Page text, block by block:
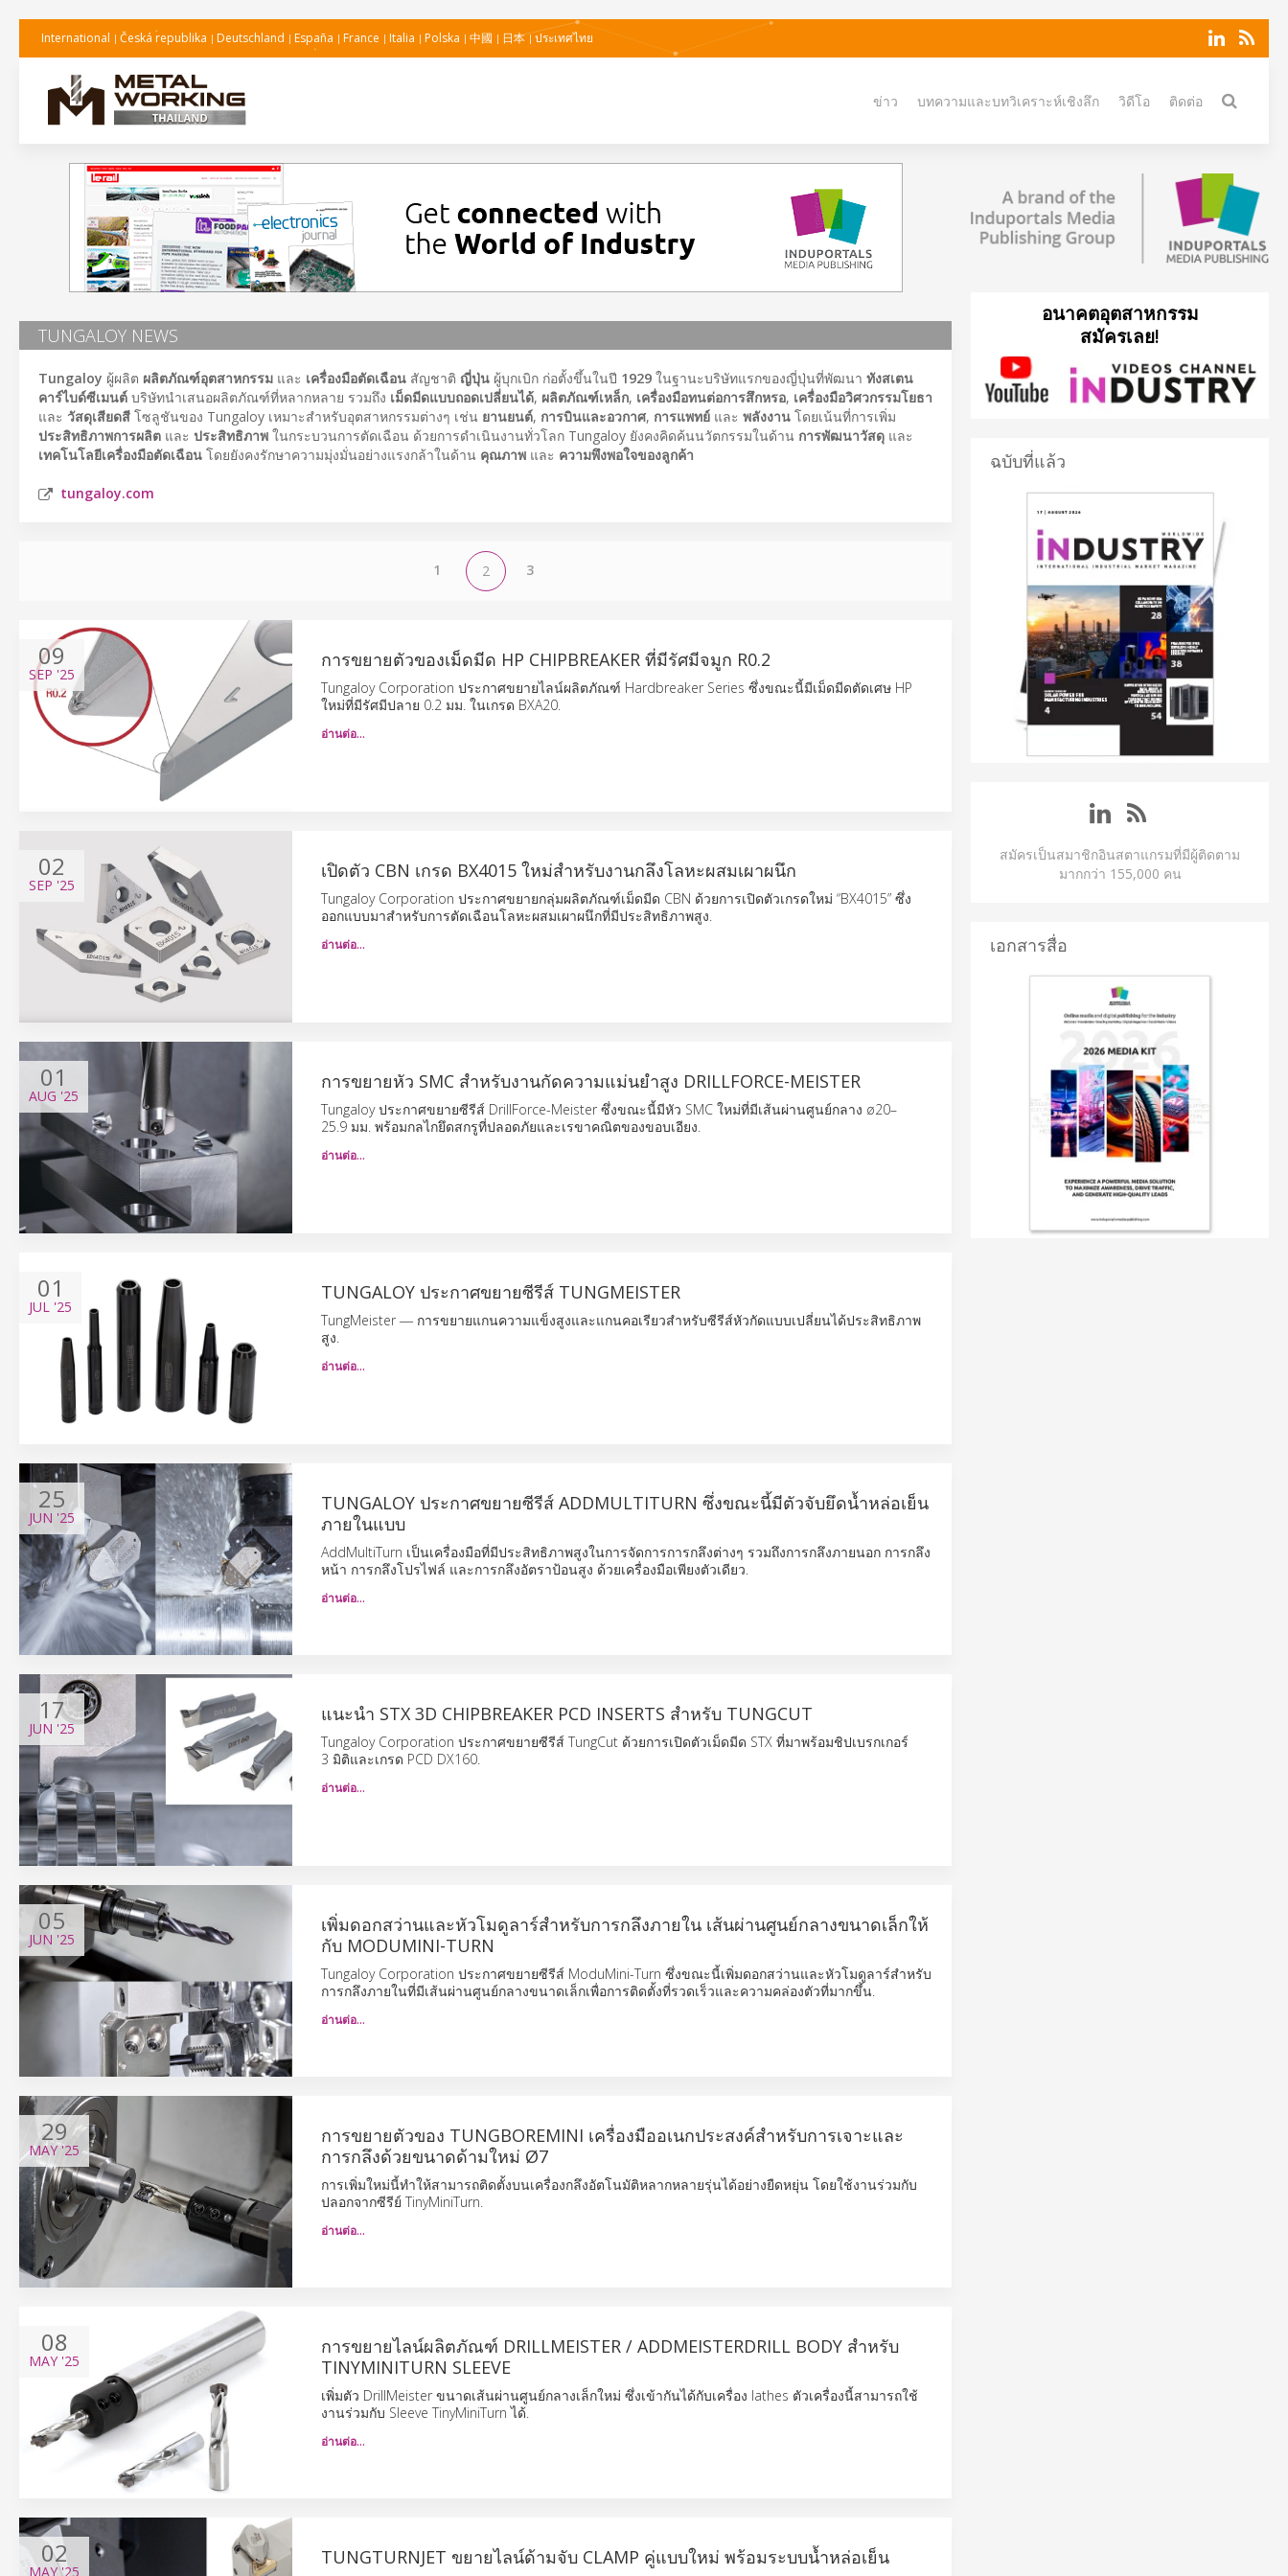
International Česká republika Deutschland España France Italia Polska 中國 日本 ประเทศไทย
ข่าว บทความและบทวิเคราะห์เชิงลึก วิดีโอ ติดต่อ
TUNGALOY NEWS
Tungaloy ผู้ผลิต ผลิตภัณฑ์อุตสาหกรรม และ เครื่องมือตัดเฉือน สัญชาติ ญี่ปุ่น ผู้บุกเบิก ก่อตั้งขึ้นในปี 1929 ในฐานะบริษัทแรกของญี่ปุ่นที่พัฒนา ทังสเตน
คาร์ไบด์ซีเมนต์ บริษัทนำเสนอผลิตภัณฑ์ที่หลากหลาย รวมถึง เม็ดมีดแบบถอดเปลี่ยนได้, ผลิตภัณฑ์เหล็ก, เครื่องมือทนต่อการสึกหรอ, เครื่องมือวิศวกรรมโยธา
และ วัสดุเสียดสี โซลูชันของ Tungaloy เหมาะสำหรับอุตสาหกรรมต่างๆ เช่น ยานยนต์, การบินและอวกาศ, การแพทย์ และ พลังงาน โดยเน้นที่การเพิ่ม
ประสิทธิภาพการผลิต และ ประสิทธิภาพ ในกระบวนการตัดเฉือน ด้วยการดำเนินงานทั่วโลก Tungaloy ยังคงคิดค้นนวัตกรรมในด้าน การพัฒนาวัสดุ และ
เทคโนโลยีเครื่องมือตัดเฉือน โดยยังคงรักษาความมุ่งมั่นอย่างแรงกล้าในด้าน คุณภาพ และ ความพึงพอใจของลูกค้า
tungaloy.com
1 2 3
09
SEP '25
การขยายตัวของเม็ดมีด HP CHIPBREAKER ที่มีรัศมีจมูก R0.2
Tungaloy Corporation ประกาศขยายไลน์ผลิตภัณฑ์ Hardbreaker Series ซึ่งขณะนี้มีเม็ดมีดตัดเศษ HP
ใหม่ที่มีรัศมีปลาย 0.2 มม. ในเกรด BXA20.
อ่านต่อ…
02
SEP '25
เปิดตัว CBN เกรด BX4015 ใหม่สำหรับงานกลึงโลหะผสมเผาผนึก
Tungaloy Corporation ประกาศขยายกลุ่มผลิตภัณฑ์เม็ดมีด CBN ด้วยการเปิดตัวเกรดใหม่ “BX4015” ซึ่ง
ออกแบบมาสำหรับการตัดเฉือนโลหะผสมเผาผนึกที่มีประสิทธิภาพสูง.
อ่านต่อ…
01
AUG '25
การขยายหัว SMC สำหรับงานกัดความแม่นยำสูง DRILLFORCE-MEISTER
Tungaloy ประกาศขยายซีรีส์ DrillForce-Meister ซึ่งขณะนี้มีหัว SMC ใหม่ที่มีเส้นผ่านศูนย์กลาง ø20–
25.9 มม. พร้อมกลไกยึดสกรูที่ปลอดภัยและเรขาคณิตของขอบเอียง.
อ่านต่อ…
01
JUL '25
TUNGALOY ประกาศขยายซีรีส์ TUNGMEISTER
TungMeister ― การขยายแกนความแข็งสูงและแกนคอเรียวสำหรับซีรีส์หัวกัดแบบเปลี่ยนได้ประสิทธิภาพ
สูง.
อ่านต่อ…
25
JUN '25
TUNGALOY ประกาศขยายซีรีส์ ADDMULTITURN ซึ่งขณะนี้มีตัวจับยึดน้ำหล่อเย็น
ภายในแบบ
AddMultiTurn เป็นเครื่องมือที่มีประสิทธิภาพสูงในการจัดการการกลึงต่างๆ รวมถึงการกลึงภายนอก การกลึง
หน้า การกลึงโปรไฟล์ และการกลึงอัตราป้อนสูง ด้วยเครื่องมือเพียงตัวเดียว.
อ่านต่อ…
17
JUN '25
แนะนำ STX 3D CHIPBREAKER PCD INSERTS สำหรับ TUNGCUT
Tungaloy Corporation ประกาศขยายซีรีส์ TungCut ด้วยการเปิดตัวเม็ดมีด STX ที่มาพร้อมชิปเบรกเกอร์
3 มิติและเกรด PCD DX160.
อ่านต่อ…
05
JUN '25
เพิ่มดอกสว่านและหัวโมดูลาร์สำหรับการกลึงภายใน เส้นผ่านศูนย์กลางขนาดเล็กให้
กับ MODUMINI-TURN
Tungaloy Corporation ประกาศขยายซีรีส์ ModuMini-Turn ซึ่งขณะนี้เพิ่มดอกสว่านและหัวโมดูลาร์สำหรับ
การกลึงภายในที่มีเส้นผ่านศูนย์กลางขนาดเล็กเพื่อการติดตั้งที่รวดเร็วและความคล่องตัวที่มากขึ้น.
อ่านต่อ…
29
MAY'25
การขยายตัวของ TUNGBOREMINI เครื่องมืออเนกประสงค์สำหรับการเจาะและ
การกลึงด้วยขนาดด้ามใหม่ Ø7
การเพิ่มใหม่นี้ทำให้สามารถติดตั้งบนเครื่องกลึงอัตโนมัติหลากหลายรุ่นได้อย่างยืดหยุ่น โดยใช้งานร่วมกับ
ปลอกจากซีรีย์ TinyMiniTurn.
อ่านต่อ…
08
MAY '25
การขยายไลน์ผลิตภัณฑ์ DRILLMEISTER / ADDMEISTERDRILL BODY สำหรับ
TINYMINITURN SLEEVE
เพิ่มตัว DrillMeister ขนาดเส้นผ่านศูนย์กลางเล็กใหม่ ซึ่งเข้ากันได้กับเครื่อง lathes ตัวเครื่องนี้สามารถใช้
งานร่วมกับ Sleeve TinyMiniTurn ได้.
อ่านต่อ…
02
MAY'25
TUNGTURNJET ขยายไลน์ด้ามจับ CLAMP คู่แบบใหม่ พร้อมระบบน้ำหล่อเย็น
อนาคตอุตสาหกรรม
สมัครเลย!
ฉบับที่แล้ว
สมัครเป็นสมาชิกอินสตาแกรมที่มีผู้ติดตาม
มากกว่า 155,000 คน
เอกสารสื่อ